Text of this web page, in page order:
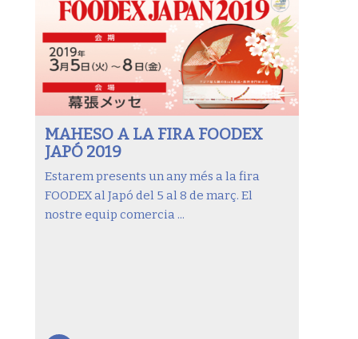
MAHESO A LA FIRA FOODEX
JAPÓ 2019
Estarem presents un any més a la fira
FOODEX al Japó del 5 al 8 de març. El
nostre equip comercia ...